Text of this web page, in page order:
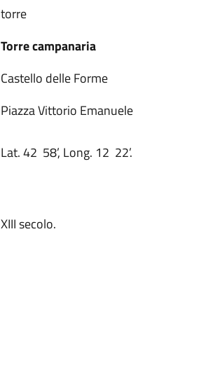
torre
Torre campanaria
Castello delle Forme
Piazza Vittorio Emanuele
Lat. 42 58’, Long. 12 22’.
XIII secolo.